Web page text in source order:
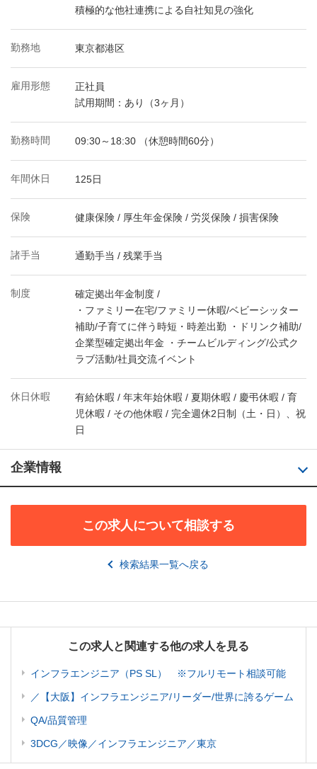
積極的な他社連携による自社知見の強化
勤務地 東京都港区
雇用形態
正社員
試用期間：あり（3ヶ月）
勤務時間 09:30～18:30 （休憩時間60分）
年間休日 125日
保険 健康保険 / 厚生年金保険 / 労災保険 / 損害保険
諸手当 通勤手当 / 残業手当
制度
確定拠出年金制度 /
・ファミリー在宅/ファミリー休暇/ベビーシッター
補助/子育てに伴う時短・時差出勤 ・ドリンク補助/
企業型確定拠出年金 ・チームビルディング/公式ク
ラブ活動/社員交流イベント
休日休暇
有給休暇 / 年末年始休暇 / 夏期休暇 / 慶弔休暇 / 育
児休暇 / その他休暇 / 完全週休2日制（土・日）、祝
日
企業情報
この求人について相談する
検索結果一覧へ戻る
この求人と関連する他の求人を見る
インフラエンジニア（PS SL） ※フルリモート相談可能
／【大阪】インフラエンジニア/リーダー/世界に誇るゲーム
QA/品質管理
3DCG／映像／インフラエンジニア／東京